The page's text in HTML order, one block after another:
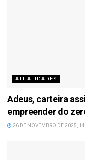
ATUALIDADES
Adeus, carteira
empreender do
26 DE NOVEMBRO DE 2025,